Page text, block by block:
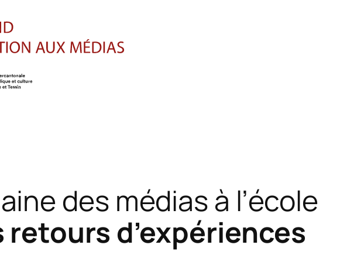
des médias à l’école
retours d’expériences